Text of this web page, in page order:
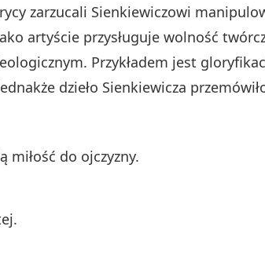
zarzucali Sienkiewiczowi
artyście przysługuje wolność
Przykładem jest
dzieło Sienkiewicza
miłość do ojczyzny.